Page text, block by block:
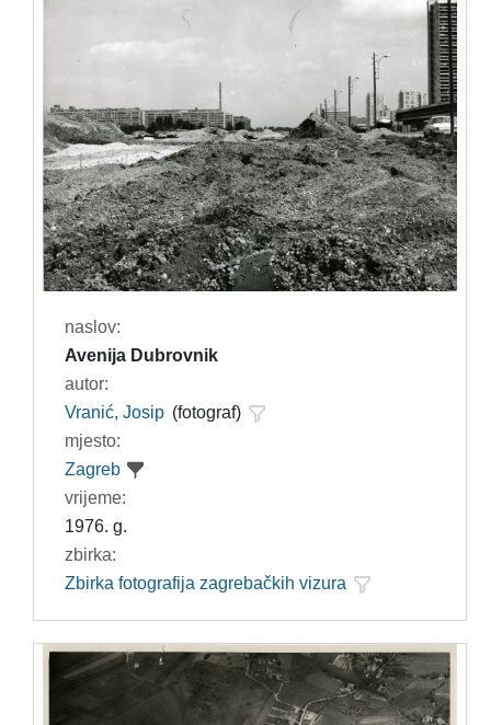
naslov:
Avenija Dubrovnik
autor:
Vranić, Josip (fotograf)
mjesto:
Zagreb
vrijeme:
1976. g.
zbirka:
Zbirka fotografija zagrebačkih vizura